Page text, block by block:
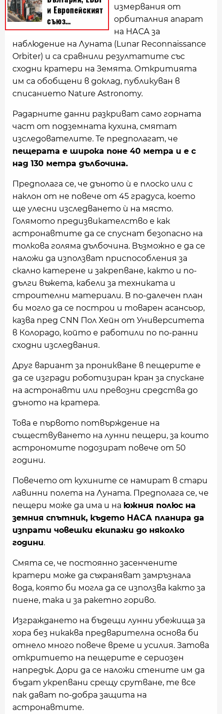
измервания от
орбиталния апарат
на НАСА за
наблюдение на Луната (Lunar Reconnaissance
Orbiter) и са сравнили резултатите със
сходни кратери на Земята. Откритията
им са обобщени в доклад, публикуван в
списанието Nature Astronomy.
Радарните данни разкриват само горната
част от подземната кухина, смятат
изследователите. Те предполагат, че
пещерата е широка поне 40 метра и е с
над 130 метра дълбочина.
Предполага се, че дъното ѝ е плоско или с
наклон от не повече от 45 градуса, което
ще улесни изследването ѝ на място.
Голямото предизвикателство е как
астронавтите да се спуснат безопасно на
толкова голяма дълбочина. Възможно е да се
наложи да използват приспособления за
скално катерене и закрепване, както и по-
дълги въжета, кабели за техниката и
строителни материали. В по-далечен план
би могло да се построи и товарен асансьор,
казва пред CNN Пол Хейн от Университета
в Колорадо, който е работили по по-ранни
сходни изследвания.
Друг вариант за проникване в пещерите е
да се изгради роботизиран кран за спускане
на астронавти или превозни средства до
дъното на кратера.
Това е първото потвърждение на
съществуването на лунни пещери, за които
астрономите подозират повече от 50
години.
Повечето от кухините се намират в стари
лавинни полета на Луната. Предполага се, че
пещери може да има и на южния полюс на
земния спътник, където НАСА планира да
изпрати човешки екипажи до няколко
години.
Смята се, че постоянно засенчените
кратери може да съхраняват замръзнала
вода, която би могла да се използва както за
пиене, така и за ракетно гориво.
Изграждането на бъдещи лунни убежища за
хора без никаква предварителна основа би
отнело много повече време и усилия. Затова
откритието на пещерите е сериозен
напредък. Дори да се наложи стените им да
бъдат укрепвани срещу срутване, те все
пак дават по-добра защита на
астронавтите.